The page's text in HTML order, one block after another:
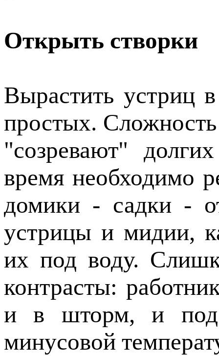
Открыть створки
Вырастить устриц
простых.
"созревают"
время необходимо
домики - садки -
устрицы и мидии,
их под воду.
контрасты:
и в шторм, и под
минусовой